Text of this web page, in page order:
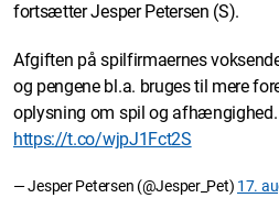
fortsætter Jesper Petersen (S).
Afgiften på spilfirmaernes
og pengene bl.a. bruges til mere
oplysning om spil og afhængighed.
https://t.co/wjpJ1Fct2S
— Jesper Petersen (@Jesper_Pet) 17.